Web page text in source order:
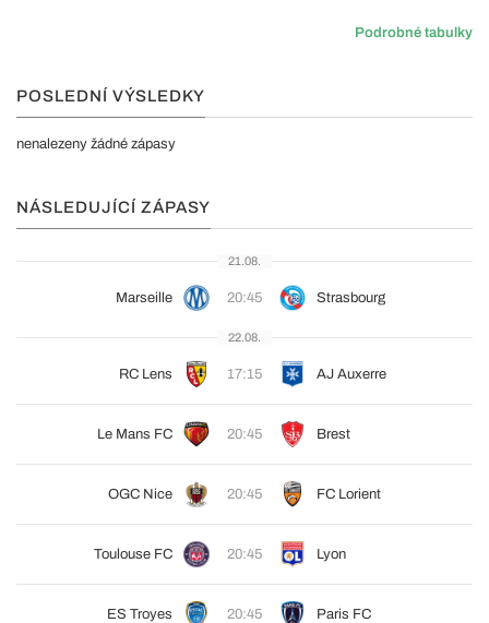
Podrobné tabulky
POSLEDNÍ VÝSLEDKY
nenalezeny žádné zápasy
NÁSLEDUJÍCÍ ZÁPASY
21.08.
Marseille 20:45 Strasbourg
22.08.
RC Lens 17:15 AJ Auxerre
Le Mans FC 20:45 Brest
OGC Nice 20:45 FC Lorient
Toulouse FC 20:45 Lyon
ES Troyes 20:45 Paris FC